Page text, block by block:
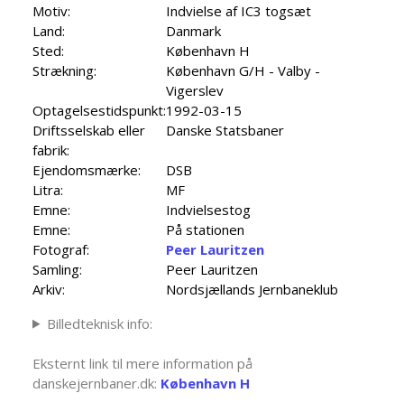
Motiv:
Indvielse af IC3 togsæt
Land:
Danmark
Sted:
København H
Strækning:
København G/H - Valby -
Vigerslev
Optagelsestidspunkt:1992-03-15
Driftsselskab eller
fabrik:
Danske Statsbaner
Ejendomsmærke:
DSB
Litra:
MF
Emne:
Indvielsestog
Emne:
På stationen
Fotograf:
Peer Lauritzen
Samling:
Peer Lauritzen
Arkiv:
Nordsjællands Jernbaneklub
Billedteknisk info:
Eksternt link til mere information på
danskejernbaner.dk: København H